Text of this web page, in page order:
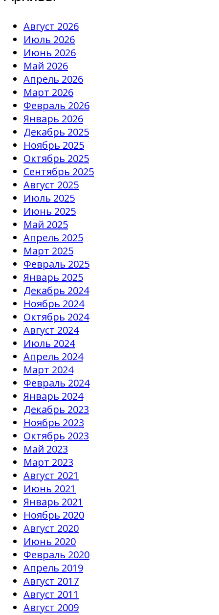
Август 2026
Июль 2026
Июнь 2026
Май 2026
Апрель 2026
Март 2026
Февраль 2026
Январь 2026
Декабрь 2025
Ноябрь 2025
Октябрь 2025
Сентябрь 2025
Август 2025
Июль 2025
Июнь 2025
Май 2025
Апрель 2025
Март 2025
Февраль 2025
Январь 2025
Декабрь 2024
Ноябрь 2024
Октябрь 2024
Август 2024
Июль 2024
Апрель 2024
Март 2024
Февраль 2024
Январь 2024
Декабрь 2023
Ноябрь 2023
Октябрь 2023
Май 2023
Март 2023
Август 2021
Июнь 2021
Январь 2021
Ноябрь 2020
Август 2020
Июнь 2020
Февраль 2020
Апрель 2019
Август 2017
Август 2011
Август 2009